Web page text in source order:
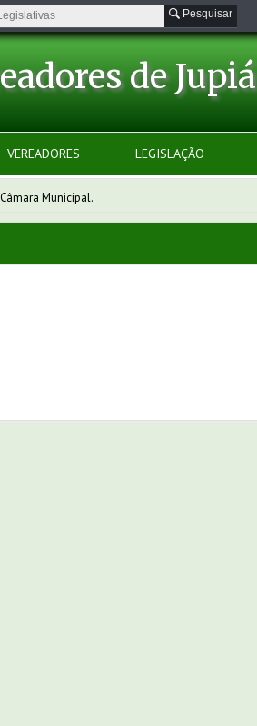
Pesquisar
de Jupiá
VEREADORES LEGISLAÇÃO
Municipal.